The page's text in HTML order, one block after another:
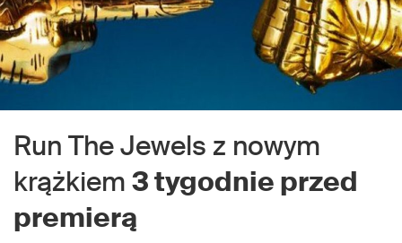
Run The Jewels z nowym
krążkiem 3 tygodnie przed
premierą